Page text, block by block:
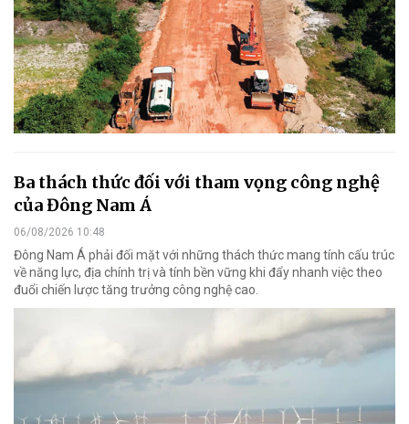
Ba thách thức đối với tham vọng công nghệ
của Đông Nam Á
06/08/2026 10:48
Đông Nam Á phải đối mặt với những thách thức mang tính cấu trúc
về năng lực, địa chính trị và tính bền vững khi đẩy nhanh việc theo
đuổi chiến lược tăng trưởng công nghệ cao.